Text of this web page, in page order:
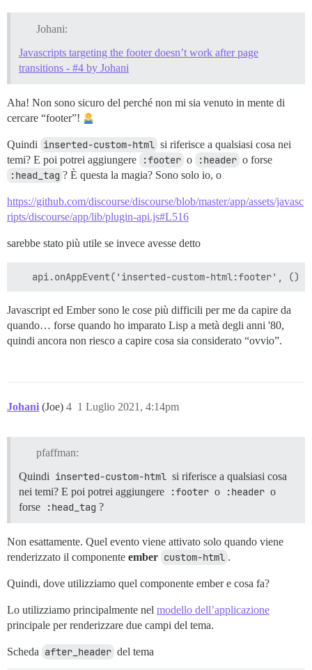
Johani:
Javascripts targeting the footer doesn’t work after page
transitions - #4 by Johani
Aha! Non sono sicuro del perché non mi sia venuto in mente di
cercare “footer”!
Quindi inserted-custom-html si riferisce a qualsiasi cosa nei
temi? E poi potrei aggiungere
:footer o :header o forse
:head_tag ? È questa la magia? Sono solo io, o
https://github.com/discourse/discourse/blob/master/app/assets/javasc
ripts/discourse/app/lib/plugin-api.js#L516
sarebbe stato più utile se invece avesse detto
Javascript ed Ember sono le cose più difficili per me da capire da
quando… forse quando ho imparato Lisp a metà degli anni '80,
quindi ancora non riesco a capire cosa sia considerato “ovvio”.
Johani (Joe) 1 Luglio 2021, 4:14pm
4
pfaffman:
Quindi inserted-custom-html si riferisce a qualsiasi cosa
nei temi? E poi potrei aggiungere
:footer o :header o
forse
:head_tag ?
Non esattamente. Quel evento viene attivato solo quando viene
renderizzato il componente ember custom-html .
Quindi, dove utilizziamo quel componente ember e cosa fa?
Lo utilizziamo principalmente nel modello dell’applicazione
principale per renderizzare due campi del tema.
Scheda after_header del tema